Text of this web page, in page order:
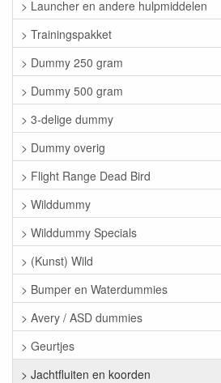
> Launcher en andere hulpmiddelen
> Trainingspakket
> Dummy 250 gram
> Dummy 500 gram
> 3-delige dummy
> Dummy overig
> Flight Range Dead Bird
> Wilddummy
> Wilddummy Specials
> (Kunst) Wild
> Bumper en Waterdummies
> Avery / ASD dummies
> Geurtjes
> Jachtfluiten en koorden